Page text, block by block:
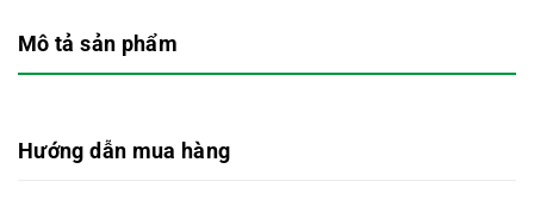
Mô tả sản phẩm
Hướng dẫn mua hàng